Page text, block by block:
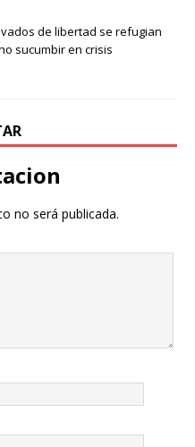
de libertad se refugian
sucumbir en crisis
no será publicada.